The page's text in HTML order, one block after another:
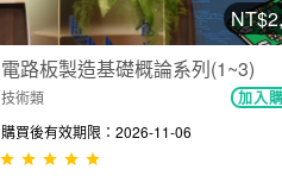
電路板製造基礎概論系列(1~3)
技術類 加入
購買後有效期限：2026-11-06